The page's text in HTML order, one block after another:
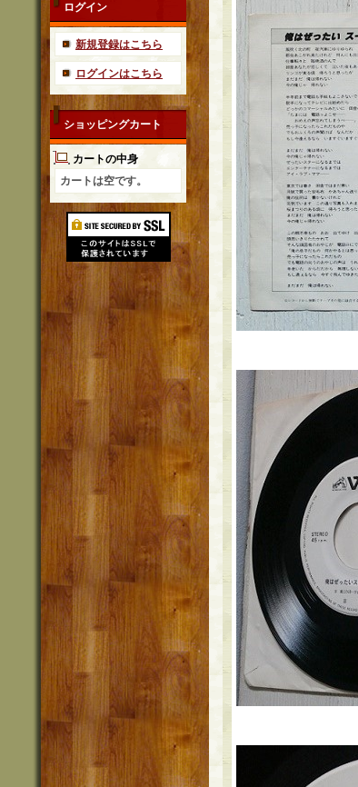
ログイン
新規登録はこちら
ログインはこちら
ショッピングカート
カートの中身
カートは空です。